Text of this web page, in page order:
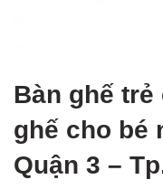
Bàn ghế trẻ
ghế cho bé
Quận 3 –